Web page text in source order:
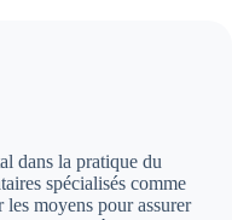
dans la pratique du
spécialisés comme
les moyens pour assurer